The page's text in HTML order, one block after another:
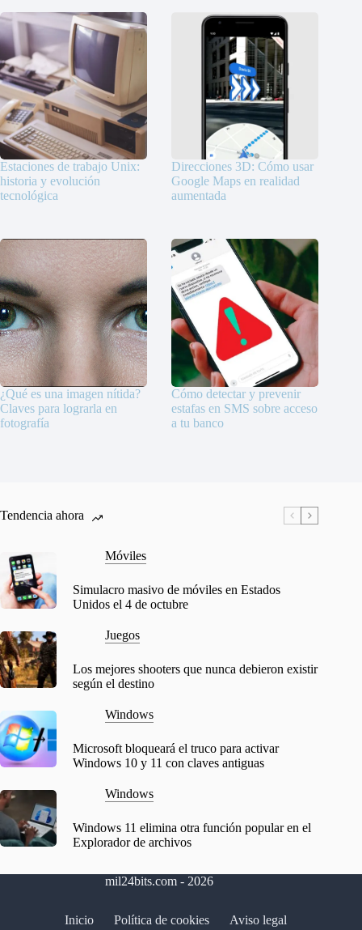
Estaciones de trabajo Unix:
historia y evolución
tecnológica
Direcciones 3D: Cómo usar
Google Maps en realidad
aumentada
¿Qué es una imagen nítida?
Claves para lograrla en
fotografía
Cómo detectar y prevenir
estafas en SMS sobre acceso
a tu banco
Tendencia ahora
Móviles
Simulacro masivo de móviles en Estados
Unidos el 4 de octubre
Juegos
Los mejores shooters que nunca debieron existir
según el destino
Windows
Microsoft bloqueará el truco para activar
Windows 10 y 11 con claves antiguas
Windows
Windows 11 elimina otra función popular en el
Explorador de archivos
mil24bits.com - 2026
Inicio Política de cookies
Aviso legal